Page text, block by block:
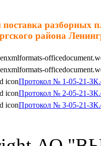
поставка разборных
района
Протокол № 1-05-21-
Протокол № 2-05-21-
Протокол № 3-05-21-